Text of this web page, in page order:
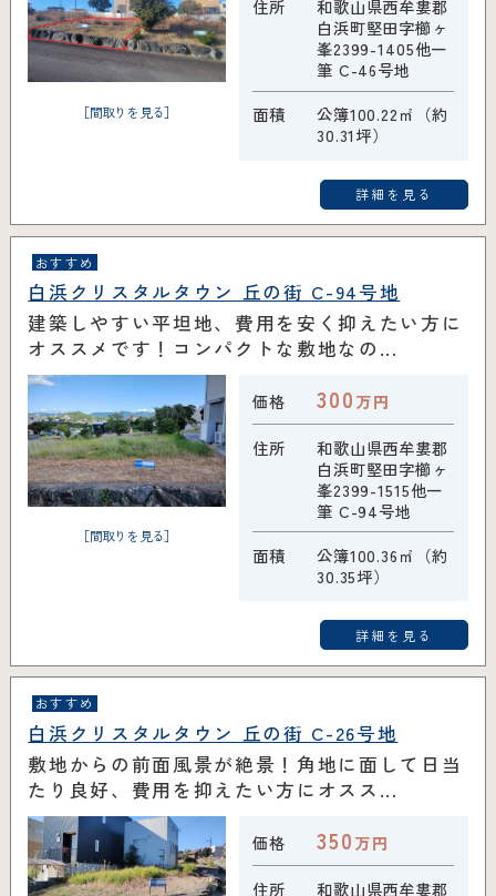
［間取りを見る］
住所
和歌山県西牟婁郡
白浜町堅田字櫛ヶ
峯2399-1405他一
筆 C-46号地
面積
公簿100.22㎡（約
30.31坪）
詳細を見る
おすすめ
白浜クリスタルタウン 丘の街 C-94号地
建築しやすい平坦地、費用を安く抑えたい方に
オススメです！コンパクトな敷地なの...
［間取りを見る］
価格 300万円
住所
和歌山県西牟婁郡
白浜町堅田字櫛ヶ
峯2399-1515他一
筆 C-94号地
面積
公簿100.36㎡（約
30.35坪）
詳細を見る
おすすめ
白浜クリスタルタウン 丘の街 C-26号地
敷地からの前面風景が絶景！角地に面して日当
たり良好、費用を抑えたい方にオスス...
価格 350万円
住所
和歌山県西牟婁郡